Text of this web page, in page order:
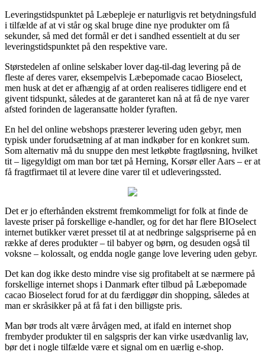
Leveringstidspunktet på Læbepleje er naturligvis ret betydningsfuld
i tilfælde af at vi står og skal bruge dine nye produkter om få
sekunder, så med det formål er det i sandhed essentielt at du ser
leveringstidspunktet på den respektive vare.
Størstedelen af online selskaber lover dag-til-dag levering på de
fleste af deres varer, eksempelvis Læbepomade cacao Bioselect,
men husk at det er afhængig af at orden realiseres tidligere end et
givent tidspunkt, således at de garanteret kan nå at få de nye varer
afsted forinden de lageransatte holder fyraften.
En hel del online webshops præsterer levering uden gebyr, men
typisk under forudsætning af at man indkøber for en konkret sum.
Som alternativ må du snuppe den mest letkøbte fragtløsning, hvilket
tit – ligegyldigt om man bor tæt på Herning, Korsør eller Aars – er at
få fragtfirmaet til at levere dine varer til et udleveringssted.
Det er jo efterhånden ekstremt fremkommeligt for folk at finde de
laveste priser på forskellige e-handler, og for det har flere BIOselect
internet butikker været presset til at at nedbringe salgspriserne på en
række af deres produkter – til babyer og børn, og desuden også til
voksne – kolossalt, og endda nogle gange love levering uden gebyr.
Det kan dog ikke desto mindre vise sig profitabelt at se nærmere på
forskellige internet shops i Danmark efter tilbud på Læbepomade
cacao Bioselect forud for at du færdiggør din shopping, således at
man er skråsikker på at få fat i den billigste pris.
Man bør trods alt være årvågen med, at ifald en internet shop
frembyder produkter til en salgspris der kan virke usædvanlig lav,
bør det i nogle tilfælde være et signal om en uærlig e-shop.